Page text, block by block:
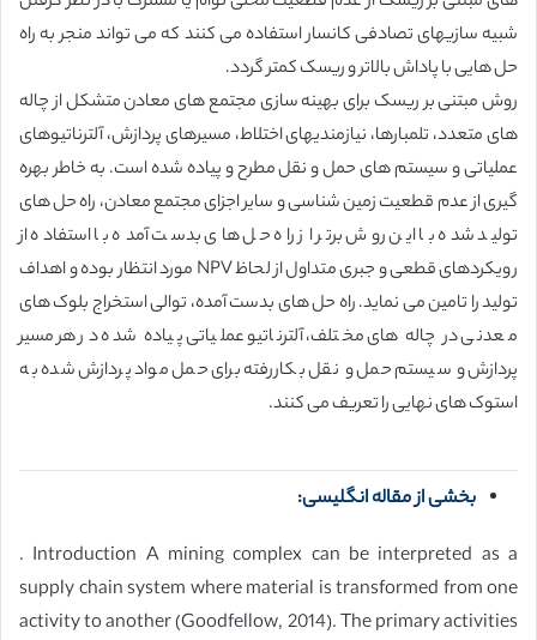
شبیه سازیهای تصادفی کانسار استفاده می کنند که می تواند منجر به راه
حل هایی با پاداش بالاتر و ریسک کمتر گردد.
روش مبتنی بر ریسک برای بهینه سازی مجتمع های معادن متشکل از چاله
های متعدد، تلمبارها، نیازمندیهای اختلاط، مسیرهای پردازش، آلترناتیوهای
عملیاتی و سیستم های حمل و نقل مطرح و پیاده شده است. به خاطر بهره
گیری از عدم قطعیت زمین شناسی و سایر اجزای مجتمع معادن، راه حل های
تولید شده با این روش برتر از راه حل های بدست آمده با استفاده از
رویکردهای قطعی و جبری متداول از لحاظ NPV مورد انتظار بوده و اهداف
تولید را تامین می نماید. راه حل های بدست آمده، توالی استخراج بلوک های
معدنی در چاله های مختلف، آلترناتیو عملیاتی پیاده شده در هر مسیر
پردازش و سیستم حمل و نقل بکاررفته برای حمل مواد پردازش شده به
استوک های نهایی را تعریف می کنند.
بخشی از مقاله انگلیسی:
. Introduction A mining complex can be interpreted as a
supply chain system where material is transformed from one
activity to another (Goodfellow, 2014). The primary activities